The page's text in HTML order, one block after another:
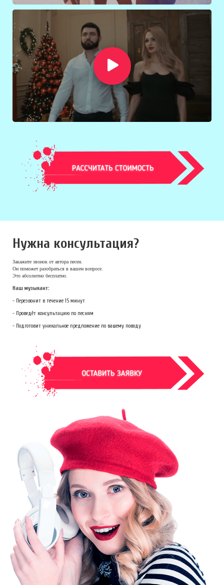
Нужна консультация?
Закажите звонок от автора песен.
Он поможет разобраться в вашем вопросе.
Это абсолютно бесплатно.
Наш музыкант:
- Перезвонит в течение 15 минут
- Проведёт консультацию по песням
- Подготовит уникальное предложение по вашему поводу